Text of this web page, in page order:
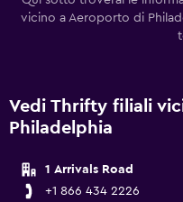
vicino a Aeroporto di
Vedi Thrifty filiali
Philadelphia
1 Arrivals Road
+1 866 434 2226